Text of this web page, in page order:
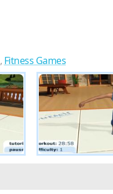
, Fitness Games